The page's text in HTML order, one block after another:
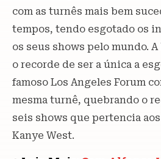
com as turnês mais bem
tempos, tendo esgotado os
os seus shows pelo mundo.
o recorde de ser a única a
famoso Los Angeles Forum
mesma turnê, quebrando o
seis shows que pertencia aos
Kanye West.